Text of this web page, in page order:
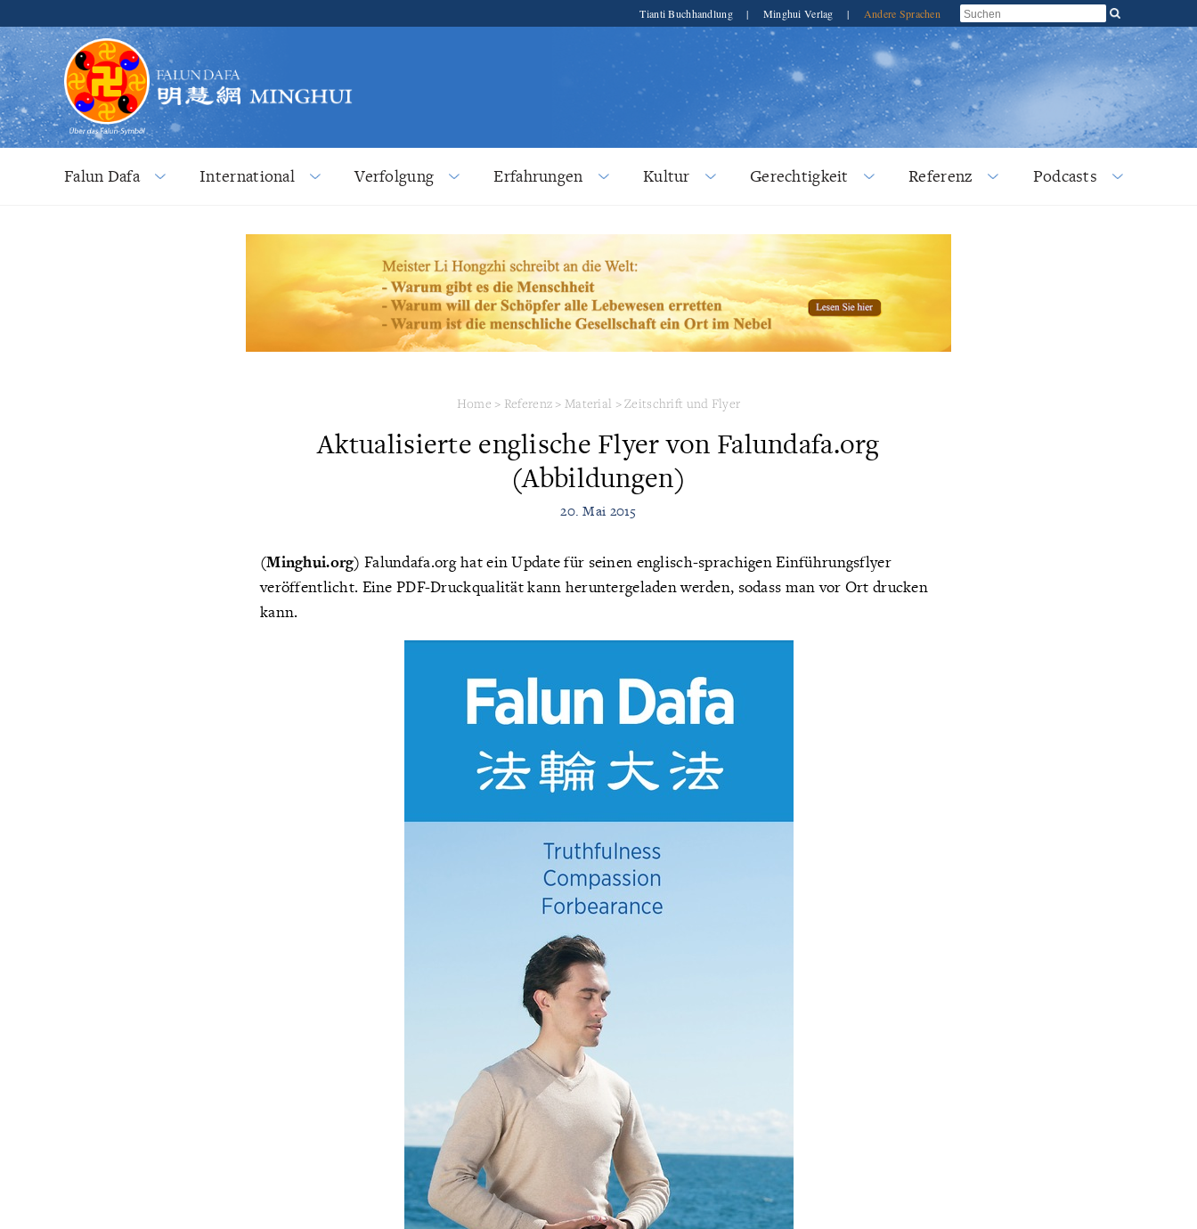
Tianti Buchhandlung | Minghui Verlag | Andere Sprachen
Falun Dafa International Verfolgung Erfahrungen Kultur Gerechtigkeit Referenz Podcasts
Home > Referenz > Material >Zeitschrift und Flyer
Aktualisierte englische Flyer von Falundafa.org
(Abbildungen)
20. Mai 2015
(Minghui.org) Falundafa.org hat ein Update für seinen englisch-sprachigen Einführungsflyer
veröffentlicht. Eine PDF-Druckqualität kann heruntergeladen werden, sodass man vor Ort drucken
kann.